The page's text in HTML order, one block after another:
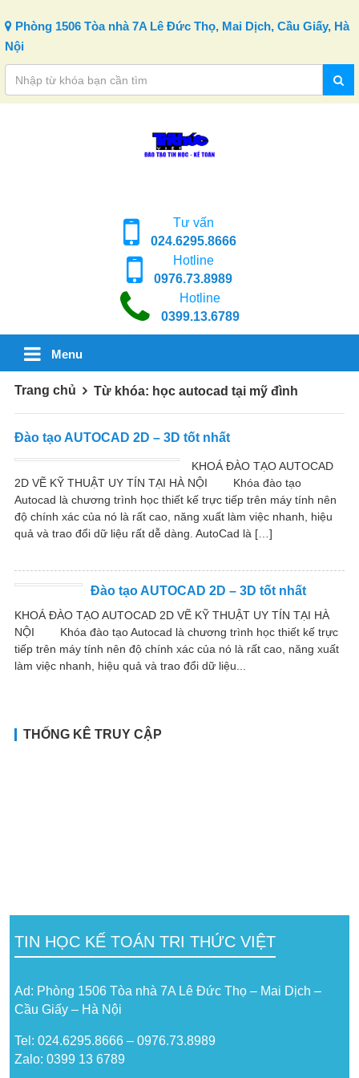
Phòng 1506 Tòa nhà 7A Lê Đức Thọ, Mai Dịch, Cầu Giấy, Hà
Nội
Tư vấn
024.6295.8666
Hotline
0976.73.8989
Hotline
0399.13.6789
Menu
Trang chủ Từ khóa: học autocad tại mỹ đình
Đào tạo AUTOCAD 2D – 3D tốt nhất
KHOÁ ĐÀO TẠO AUTOCAD
2D VẼ KỸ THUẬT UY TÍN TẠI HÀ NỘI Khóa đào tạo
Autocad là chương trình học thiết kế trực tiếp trên máy tính nên
độ chính xác của nó là rất cao, năng xuất làm việc nhanh, hiệu
quả và trao đổi dữ liệu rất dễ dàng. AutoCad là […]
Đào tạo AUTOCAD 2D – 3D tốt nhất
KHOÁ ĐÀO TẠO AUTOCAD 2D VẼ KỸ THUẬT UY TÍN TẠI HÀ
NỘI Khóa đào tạo Autocad là chương trình học thiết kế trực
tiếp trên máy tính nên độ chính xác của nó là rất cao, năng xuất
làm việc nhanh, hiệu quả và trao đổi dữ liệu...
THỐNG KÊ TRUY CẬP
TIN HỌC KẾ TOÁN TRI THỨC VIỆT
Ad: Phòng 1506 Tòa nhà 7A Lê Đức Thọ – Mai Dịch –
Cầu Giấy – Hà Nội
Tel: 024.6295.8666 – 0976.73.8989
Zalo: 0399 13 6789